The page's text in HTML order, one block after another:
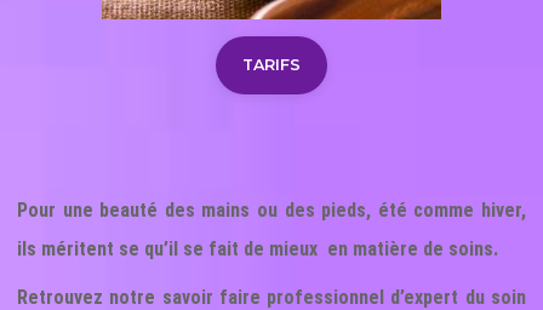
TARIFS
Pour une beauté des mains ou des pieds, été comme hiver,
ils méritent se qu’il se fait de mieux en matière de soins.
Retrouvez notre savoir faire professionnel d’expert du soin